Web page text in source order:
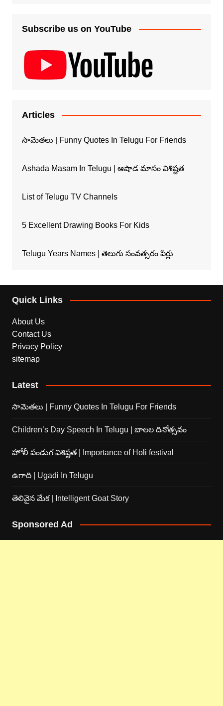
Subscribe us on YouTube
Articles
సామెతలు | Funny Quotes In Telugu For Friends
Ashada Masam In Telugu | ఆషాడ మాసం విశిష్టత
List of Telugu TV Channels
5 Excellent Drawing Books For Kids
Telugu Years Names | తెలుగు సంవత్సరం పేర్లు
Quick Links
About Us
Contact Us
Privacy Policy
sitemap
Latest
సామెతలు | Funny Quotes In Telugu For Friends
Children’s Day Speech In Telugu | బాలల దినోత్సవం
హోలీ పండుగ విశిష్టత | Importance of Holi festival
ఉగాది | Ugadi In Telugu
తెలివైన మేక | Intelligent Goat Story
Sponsored Ad